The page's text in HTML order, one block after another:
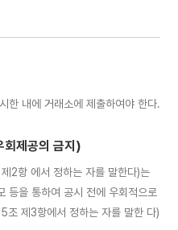
한 내에 거래소에 제출하여야 한다.
제공의 금지)
2항 에서 정하는 자를 말한다)는
등을 통하여 공시 전에 우회적으로
조 제3항에서 정하는 자를 말한 다)